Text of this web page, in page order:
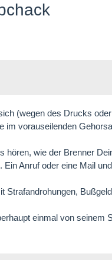
(wegen des Drucks
vorauseilenden
hören, wie der Brenner
Anruf oder eine Mail
Strafandrohungen,
einmal von seinem